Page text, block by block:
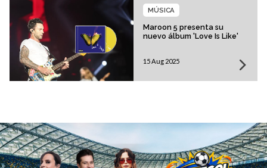
Maroon 5 presenta su
nuevo álbum 'Love Is Like'
MÚSICA
15 Aug 2025